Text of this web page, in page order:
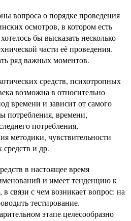
вопроса о порядке проведения
осмотров, в котором есть
бы высказать несколько
части еѐ проведения.
ряд важных моментов.
средств, психотропных
возможна в относительно
времени и зависит от самого
потребления, времени,
потребления,
методики, чувствительности
и др.
в настоящее время
и имеет тенденцию к
связи с чем возникает вопрос: на
тестирование.
этапе целесообразно